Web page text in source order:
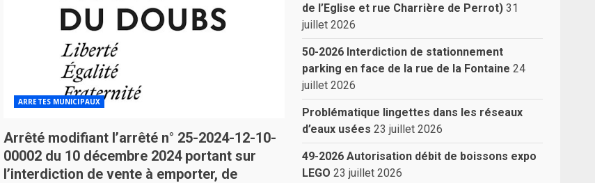
ARRETES MUNICIPAUX
Arrêté modifiant l’arrêté n° 25-2024-12-10-
00002 du 10 décembre 2024 portant sur
l’interdiction de vente à emporter, de
de l’Eglise et rue Charrière de Perrot) 31
juillet 2026
50-2026 Interdiction de stationnement
parking en face de la rue de la Fontaine 24
juillet 2026
Problématique lingettes dans les réseaux
d’eaux usées 23 juillet 2026
49-2026 Autorisation débit de boissons expo
LEGO 23 juillet 2026